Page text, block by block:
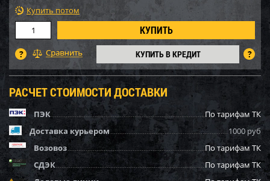
Купить потом
КУПИТЬ В КРЕДИТ
РАСЧЕТ СТОИМОСТИ ДОСТАВКИ
ПЭК
По тарифам ТК
Доставка курьером
1000 руб
Возовоз
По тарифам ТК
СДЭК
По тарифам ТК